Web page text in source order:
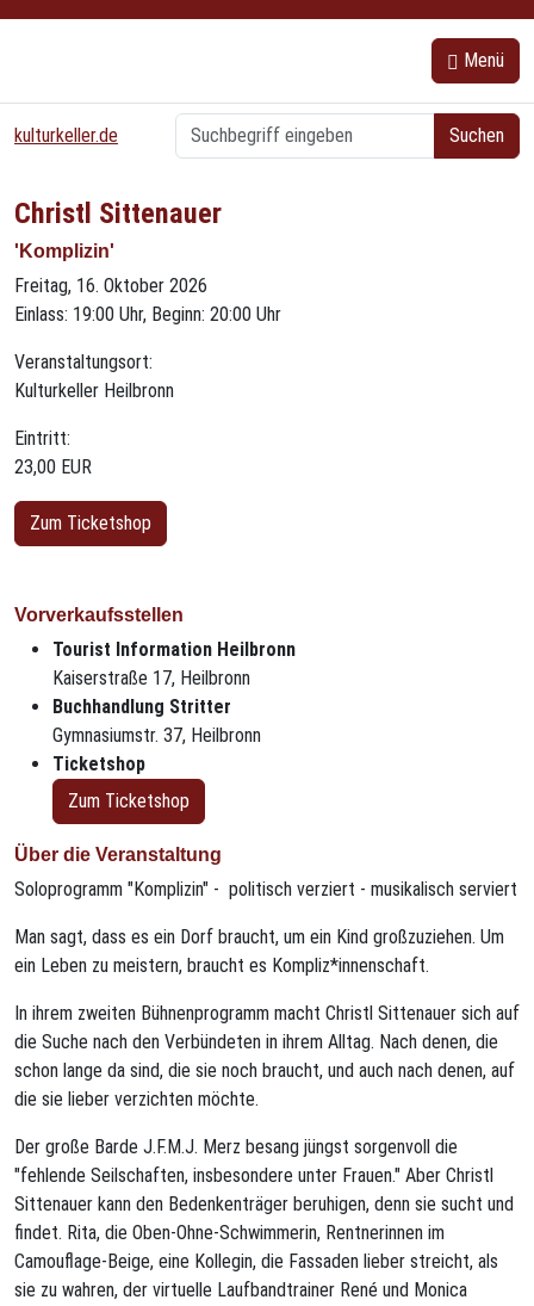
Menü
kulturkeller.de
Christl Sittenauer
'Komplizin'
Freitag, 16. Oktober 2026
Einlass: 19:00 Uhr, Beginn: 20:00 Uhr
Veranstaltungsort:
Kulturkeller Heilbronn
Eintritt:
23,00 EUR
Zum Ticketshop
Vorverkaufsstellen
Tourist Information Heilbronn
Kaiserstraße 17, Heilbronn
Buchhandlung Stritter
Gymnasiumstr. 37, Heilbronn
Ticketshop
Zum Ticketshop
Über die Veranstaltung
Soloprogramm "Komplizin" - politisch verziert - musikalisch serviert
Man sagt, dass es ein Dorf braucht, um ein Kind großzuziehen. Um
ein Leben zu meistern, braucht es Kompliz*innenschaft.
In ihrem zweiten Bühnenprogramm macht Christl Sittenauer sich auf
die Suche nach den Verbündeten in ihrem Alltag. Nach denen, die
schon lange da sind, die sie noch braucht, und auch nach denen, auf
die sie lieber verzichten möchte.
Der große Barde J.F.M.J. Merz besang jüngst sorgenvoll die
"fehlende Seilschaften, insbesondere unter Frauen." Aber Christl
Sittenauer kann den Bedenkenträger beruhigen, denn sie sucht und
findet. Rita, die Oben-Ohne-Schwimmerin, Rentnerinnen im
Camouflage-Beige, eine Kollegin, die Fassaden lieber streicht, als
sie zu wahren, der virtuelle Laufbandtrainer René und Monica